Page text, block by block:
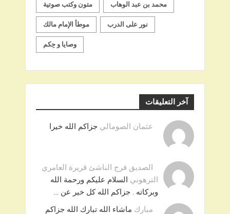
متون وكتب صوتية محمد بن عبد الوهاب
موطأ الإمام مالك نور على الدرب
وصايا و حِكم
آخر التعليقات
عثمان الصومالي جزاكم الله خيرا
الصديق فرج الناشئ قريرة العامري
الترهوني السلام عليكم ورحمة الله
وبركاته . جزاكم الله كل خير عن …
مبارك ماشاء الله تبارك الله جزاكم